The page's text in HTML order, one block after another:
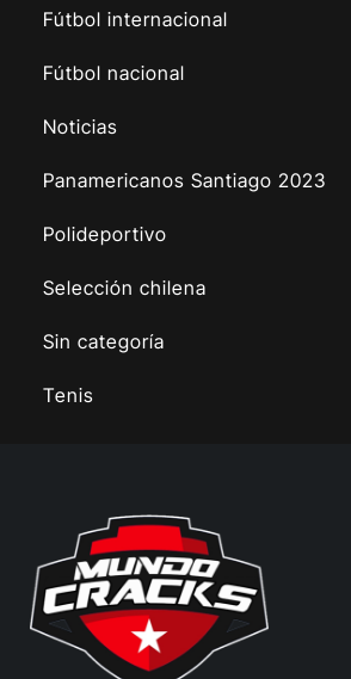
Fútbol internacional
Fútbol nacional
Noticias
Panamericanos Santiago 2023
Polideportivo
Selección chilena
Sin categoría
Tenis